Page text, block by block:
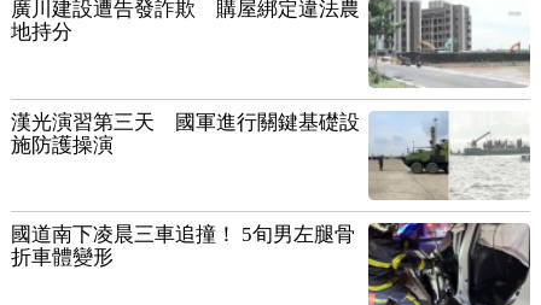
廣川建設遭告發詐欺 購屋綁定違法農
地持分
漢光演習第三天 國軍進行關鍵基礎設
施防護操演
國道南下凌晨三車追撞！ 5旬男左腿骨
折車體變形